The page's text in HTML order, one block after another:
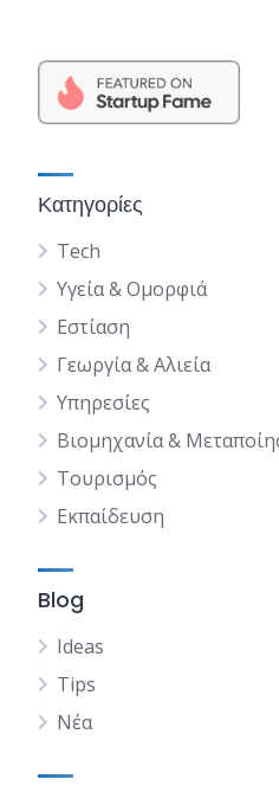
Κατηγορίες
Tech
Υγεία & Ομορφιά
Εστίαση
Γεωργία & Αλιεία
Υπηρεσίες
Βιομηχανία &
Τουρισμός
Εκπαίδευση
Blog
Ideas
Tips
Νέα